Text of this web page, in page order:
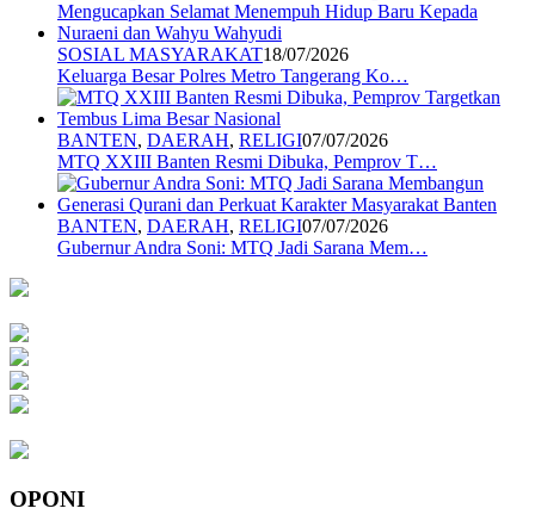
SOSIAL MASYARAKAT18/07/2026
Keluarga Besar Polres Metro Tangerang Ko…
BANTEN, DAERAH, RELIGI07/07/2026
MTQ XXIII Banten Resmi Dibuka, Pemprov T…
BANTEN, DAERAH, RELIGI07/07/2026
Gubernur Andra Soni: MTQ Jadi Sarana Mem…
OPONI